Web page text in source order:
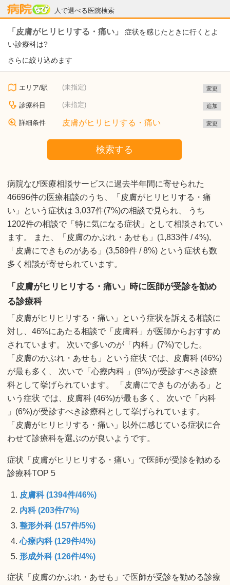
人で選べる医院検索
病院なび
「皮膚がヒリヒリする・痛い」
症状を感じたときに行くとよ
い診療科は?
さらに絞り込めます
エリア/駅 (未指定) 変更
診療科目 (未指定) 追加
詳細条件 皮膚がヒリヒリする・痛い 変更
検索する
病院なび医療相談サービスに過去半年間に寄せられた
46696件の医療相談のうち、「皮膚がヒリヒリする・痛
い」という症状は 3,037件(7%)の相談で見られ、 うち
1202件の相談で「特に気になる症状」として相談されてい
ます。 また、「皮膚のかぶれ・あせも」(1,833件 / 4%),
「皮膚にできものがある」(3,589件 / 8%) という症状も数
多く相談が寄せられています。
「皮膚がヒリヒリする・痛い」時に医師が受診を勧め
る診療科
「皮膚がヒリヒリする・痛い」という症状を訴える相談に
対し、46%にあたる相談で「皮膚科」が医師からおすすめ
されています。 次いで多いのが「内科」(7%)でした。
「皮膚のかぶれ・あせも」という症状 では、皮膚科 (46%)
が最も多く、 次いで「心療内科 」(9%)が受診すべき診療
科として挙げられています。 「皮膚にできものがある」と
いう症状 では、皮膚科 (46%)が最も多く、 次いで「内科
」(6%)が受診すべき診療科として挙げられています。
「皮膚がヒリヒリする・痛い」以外に感じている症状に合
わせて診療科を選ぶのが良いようです。
症状「皮膚がヒリヒリする・痛い」で医師が受診を勧める
診療科TOP 5
皮膚科 (1394件/46%)
内科 (203件/7%)
整形外科 (157件/5%)
心療内科 (129件/4%)
形成外科 (126件/4%)
症状「皮膚のかぶれ・あせも」で医師が受診を勧める診療